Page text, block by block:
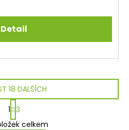
Detail
O
18 DALŠÍCH
S
t
r
1 3
celkem